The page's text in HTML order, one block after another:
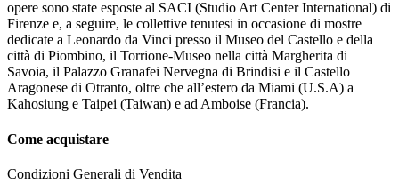
opere sono state esposte al SACI (Studio Art Center International) di
Firenze e, a seguire, le collettive tenutesi in occasione di mostre
dedicate a Leonardo da Vinci presso il Museo del Castello e della
città di Piombino, il Torrione-Museo nella città Margherita di
Savoia, il Palazzo Granafei Nervegna di Brindisi e il Castello
Aragonese di Otranto, oltre che all’estero da Miami (U.S.A) a
Kahosiung e Taipei (Taiwan) e ad Amboise (Francia).
Come acquistare
Condizioni Generali di Vendita